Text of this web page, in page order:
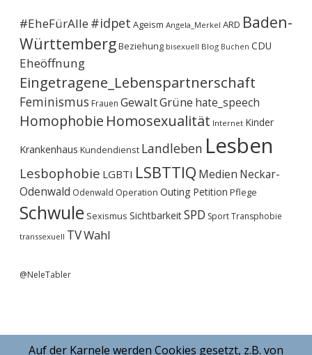
#EheFürAlle#idpet Ageism Angela_Merkel ARD Baden-
WürttembergBeziehung bisexuell Blog Buchen CDU
Eheöffnung
Eingetragene_Lebenspartnerschaft
Feminismus Frauen GewaltGrüne hate_speech
Homophobie Homosexualität Internet Kinder
Krankenhaus Kundendienst Landleben Lesben
Lesbophobie LGBTI LSBTTIQ Medien Neckar-
Odenwald Odenwald Operation Outing Petition Pflege
Schwule Sexismus SichtbarkeitSPD SportTransphobie
transsexuell TVWahl
@NeleTabler
Auf der Karnele werden Cookies gesetzt, z.B. von